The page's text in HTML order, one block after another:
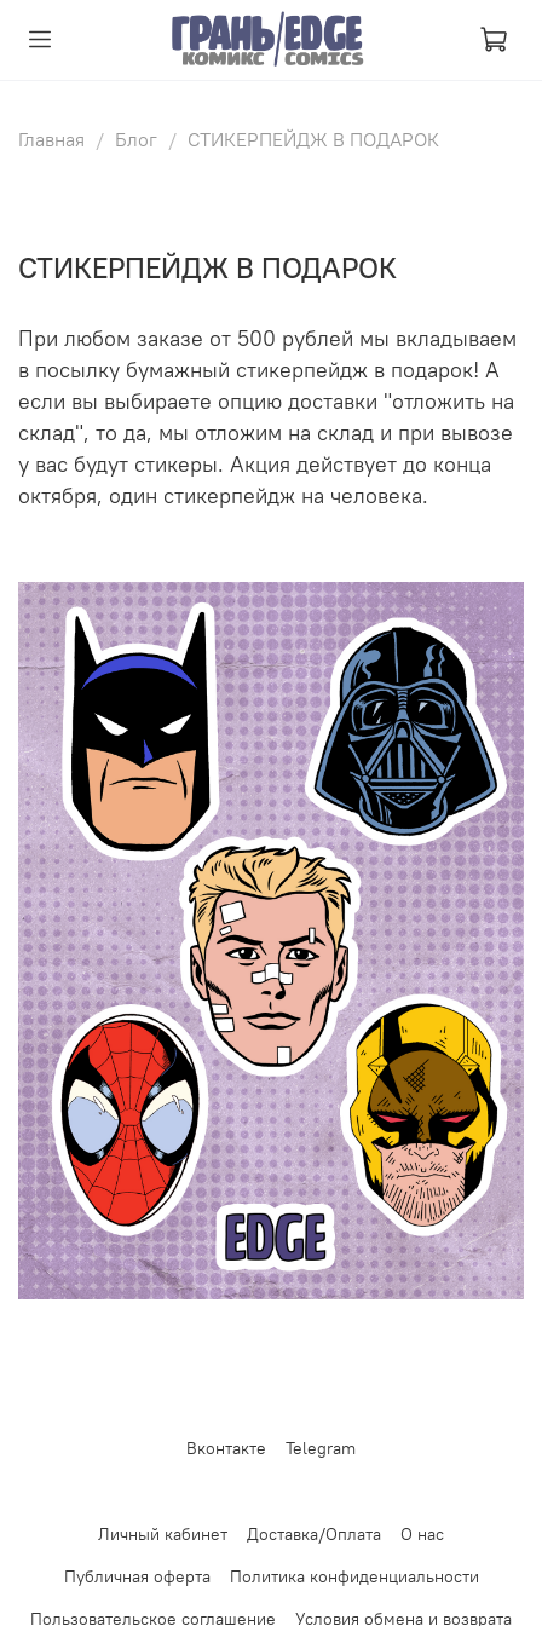
Главная Блог СТИКЕРПЕЙДЖ В ПОДАРОК
СТИКЕРПЕЙДЖ В ПОДАРОК
При любом заказе от 500 рублей мы вкладываем
в посылку бумажный стикерпейдж в подарок! А
если вы выбираете опцию доставки "отложить на
склад", то да, мы отложим на склад и при вывозе
у вас будут стикеры. Акция действует до конца
октября, один стикерпейдж на человека.
Вконтакте Telegram
Личный кабинет Доставка/Оплата
О нас
Публичная оферта
Политика конфиденциальности
Пользовательское соглашение
Условия обмена и возврата